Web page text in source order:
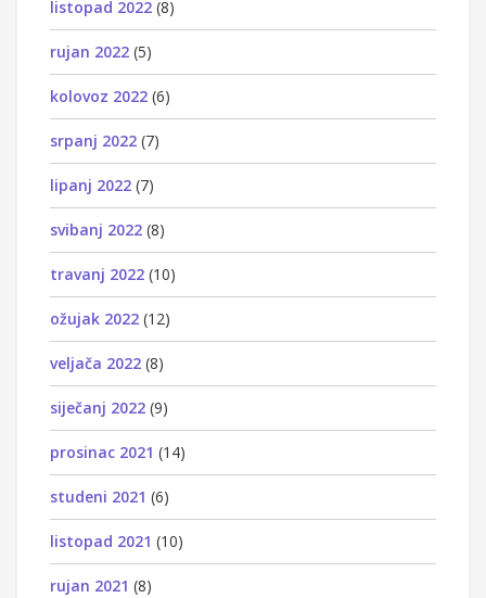
listopad 2022 (8)
rujan 2022 (5)
kolovoz 2022 (6)
srpanj 2022 (7)
lipanj 2022 (7)
svibanj 2022 (8)
travanj 2022 (10)
ožujak 2022 (12)
veljača 2022 (8)
siječanj 2022 (9)
prosinac 2021 (14)
studeni 2021 (6)
listopad 2021 (10)
rujan 2021 (8)